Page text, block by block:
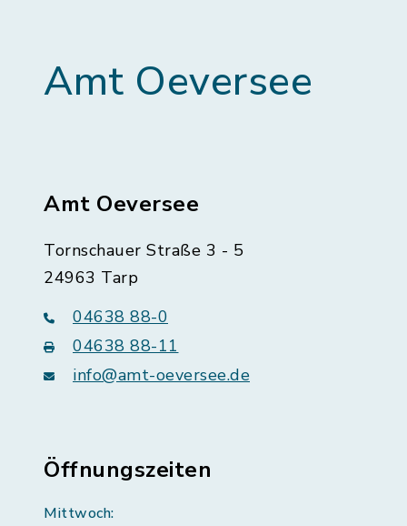
Amt Oeversee
Amt Oeversee
Tornschauer Straße 3 - 5
24963 Tarp
04638 88-0
04638 88-11
info@amt-oeversee.de
Öffnungszeiten
Mittwoch: